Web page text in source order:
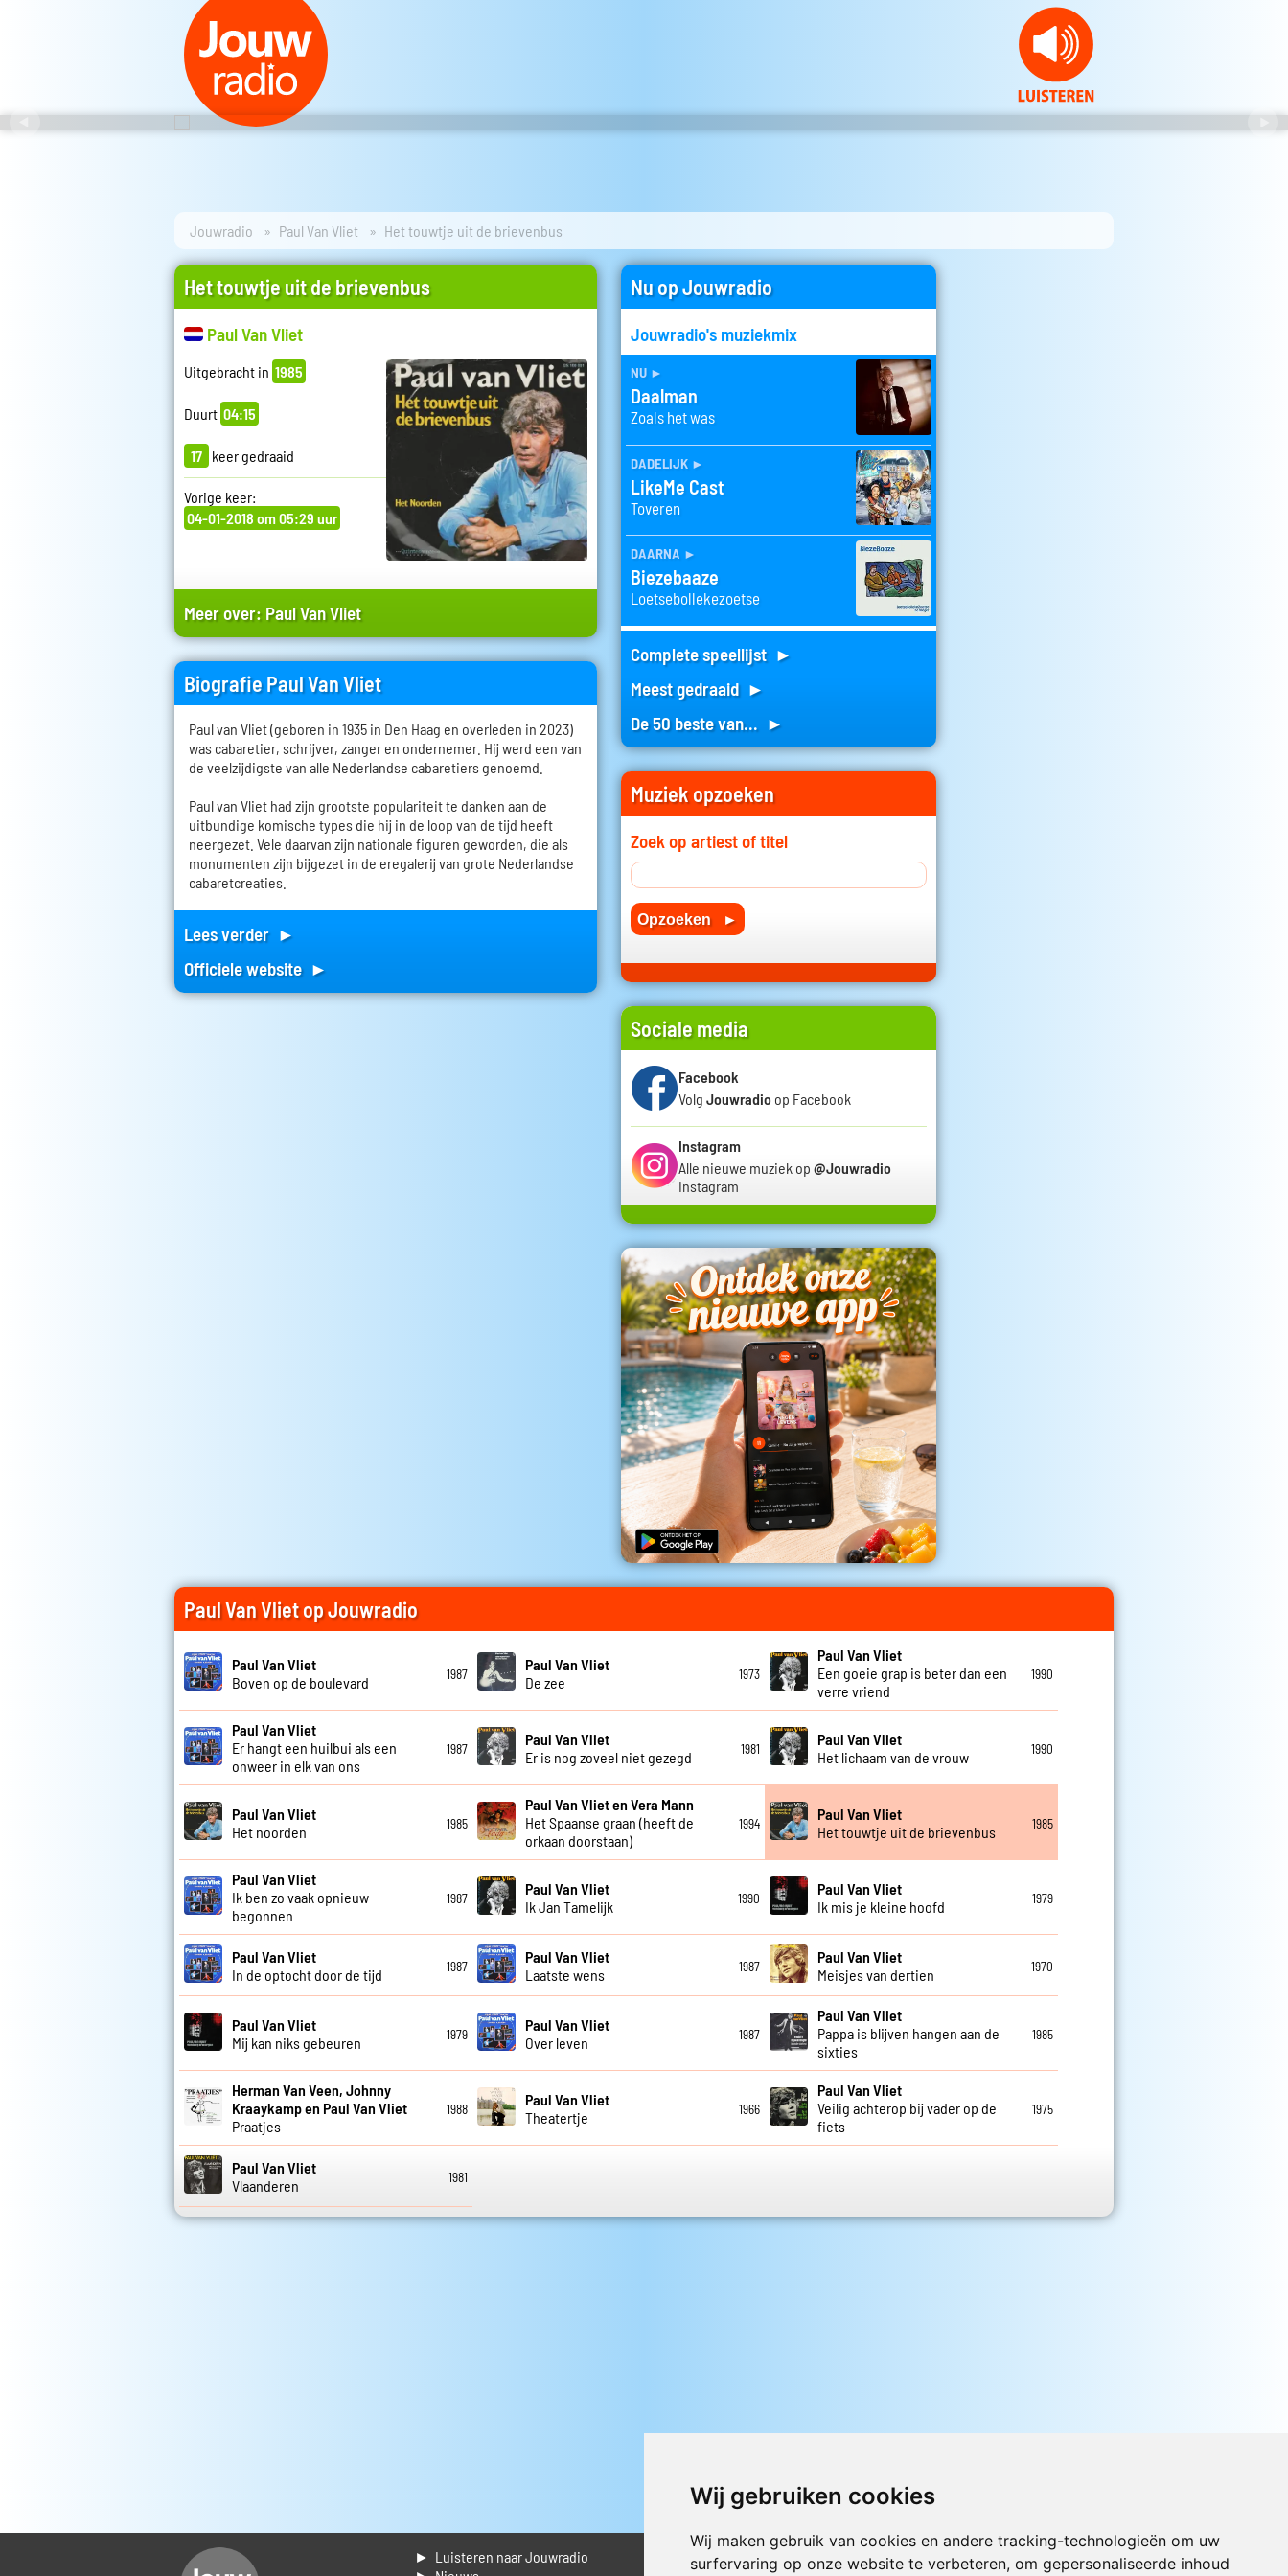
Wij gebruiken cookies
Wij maken gebruik van cookies en andere tracking-technologieën om uw
surfervaring op onze website te verbeteren, om gepersonaliseerde inhoud
Jouwradio Paul Van Vliet Het touwtje uit de brievenbus
Het touwtje uit de brievenbus
Paul Van Vliet
Uitgebracht in 1985
Duurt 04:15
17 keer gedraaid
Vorige keer:
04-01-2018 om 05:29 uur
Meer over: Paul Van Vliet
Biografie Paul Van Vliet
Paul van Vliet (geboren in 1935 in Den Haag en overleden in 2023)
was cabaretier, schrijver, zanger en ondernemer. Hij werd een van
de veelzijdigste van alle Nederlandse cabaretiers genoemd.
Paul van Vliet had zijn grootste populariteit te danken aan de
uitbundige komische types die hij in de loop van de tijd heeft
neergezet. Vele daarvan zijn nationale figuren geworden, die als
monumenten zijn bijgezet in de eregalerij van grote Nederlandse
cabaretcreaties.
Lees verder ►
Officiele website ►
Nu op Jouwradio
Jouwradio's muziekmix
nu ►
Daalman
Zoals het was
dadelijk ►
LikeMe Cast
Toveren
daarna ►
Biezebaaze
Loetsebollekezoetse
Complete speellijst ►
Meest gedraaid ►
De 50 beste van... ►
Muziek opzoeken
Zoek op artiest of titel
Sociale media
Facebook
Volg Jouwradio op Facebook
Instagram
Alle nieuwe muziek op @Jouwradio
Instagram
Paul Van Vliet op Jouwradio
Paul Van Vliet
Boven op de boulevard
1987
Paul Van Vliet
De zee
1973
Paul Van Vliet
Een goeie grap is beter dan een
verre vriend
1990
Paul Van Vliet
Er hangt een huilbui als een
onweer in elk van ons
1987
Paul Van Vliet
Er is nog zoveel niet gezegd
1981
Paul Van Vliet
Het lichaam van de vrouw
1990
Paul Van Vliet
Het noorden
1985
Paul Van Vliet en Vera Mann
Het Spaanse graan (heeft de
orkaan doorstaan)
1994
Paul Van Vliet
Het touwtje uit de brievenbus
1985
Paul Van Vliet
Ik ben zo vaak opnieuw
begonnen
1987
Paul Van Vliet
Ik Jan Tamelijk
1990
Paul Van Vliet
Ik mis je kleine hoofd
1979
Paul Van Vliet
In de optocht door de tijd
1987
Paul Van Vliet
Laatste wens
1987
Paul Van Vliet
Meisjes van dertien
1970
Paul Van Vliet
Mij kan niks gebeuren
1979
Paul Van Vliet
Over leven
1987
Paul Van Vliet
Pappa is blijven hangen aan de
sixties
1985
Herman Van Veen, Johnny
Kraaykamp en Paul Van Vliet
Praatjes
1988
Paul Van Vliet
Theatertje
1966
Paul Van Vliet
Veilig achterop bij vader op de
fiets
1975
Paul Van Vliet
Vlaanderen
1981
► Luisteren naar Jouwradio
► Livestream informatie
Luister nu naar Jouwradio! De beste